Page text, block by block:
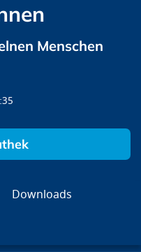
Menschen
Downloads